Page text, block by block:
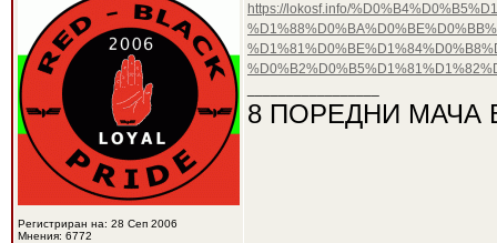
Регистриран на: 28 Сеп 2006
Мнения: 6772
https://lokosf.info/
8 ПОРЕДНИ МАЧА